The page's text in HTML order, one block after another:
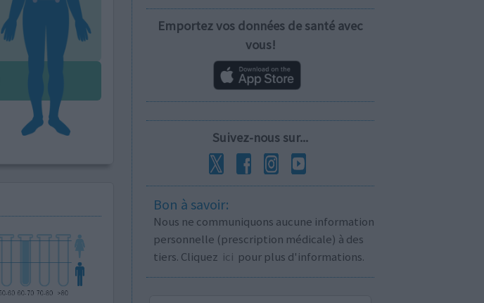
Emportez vos données de santé avec
vous!
Suivez-nous sur...
Bon à savoir:
Nous ne communiquons aucune information
personnelle (prescription médicale) à des
tiers. Cliquez ici pour plus d'informations.